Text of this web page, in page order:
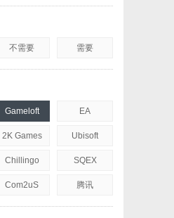
不需要 需要
Gameloft EA
2K Games Ubisoft
Chillingo SQEX
Com2uS 腾讯